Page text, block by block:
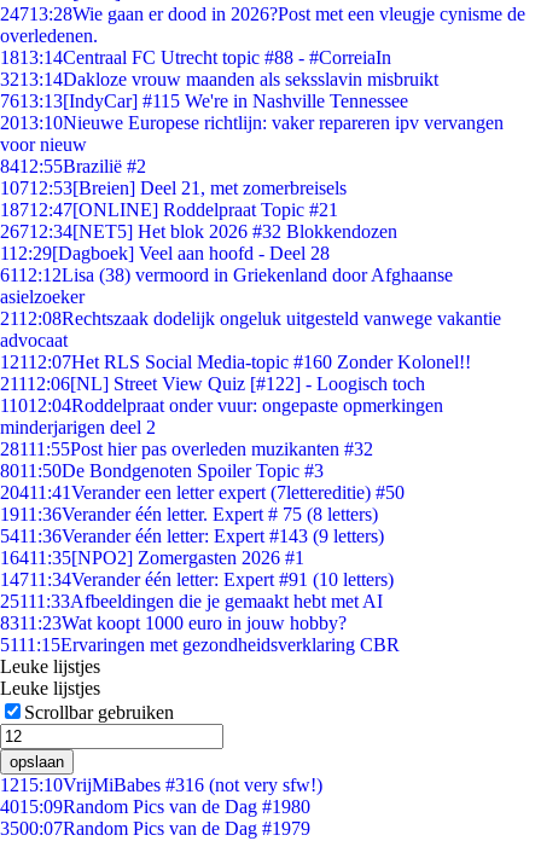
24713:28Wie gaan er dood in 2026?Post met een vleugje cynisme de
overledenen.
1813:14Centraal FC Utrecht topic #88 - #CorreiaIn
3213:14Dakloze vrouw maanden als seksslavin misbruikt
7613:13[IndyCar] #115 We're in Nashville Tennessee
2013:10Nieuwe Europese richtlijn: vaker repareren ipv vervangen
voor nieuw
8412:55Brazilië #2
10712:53[Breien] Deel 21, met zomerbreisels
18712:47[ONLINE] Roddelpraat Topic #21
26712:34[NET5] Het blok 2026 #32 Blokkendozen
112:29[Dagboek] Veel aan hoofd - Deel 28
6112:12Lisa (38) vermoord in Griekenland door Afghaanse
asielzoeker
2112:08Rechtszaak dodelijk ongeluk uitgesteld vanwege vakantie
advocaat
12112:07Het RLS Social Media-topic #160 Zonder Kolonel!!
21112:06[NL] Street View Quiz [#122] - Loogisch toch
11012:04Roddelpraat onder vuur: ongepaste opmerkingen
minderjarigen deel 2
28111:55Post hier pas overleden muzikanten #32
8011:50De Bondgenoten Spoiler Topic #3
20411:41Verander een letter expert (7lettereditie) #50
1911:36Verander één letter. Expert # 75 (8 letters)
5411:36Verander één letter: Expert #143 (9 letters)
16411:35[NPO2] Zomergasten 2026 #1
14711:34Verander één letter: Expert #91 (10 letters)
25111:33Afbeeldingen die je gemaakt hebt met AI
8311:23Wat koopt 1000 euro in jouw hobby?
5111:15Ervaringen met gezondheidsverklaring CBR
Leuke lijstjes
Leuke lijstjes
Scrollbar gebruiken
opslaan
1215:10VrijMiBabes #316 (not very sfw!)
4015:09Random Pics van de Dag #1980
3500:07Random Pics van de Dag #1979